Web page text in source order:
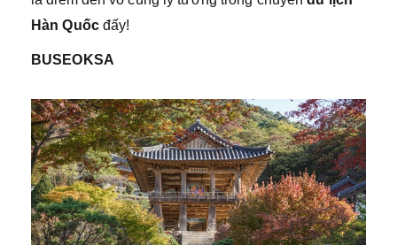
Hàn Quốcđấy!
BUSEOKSA